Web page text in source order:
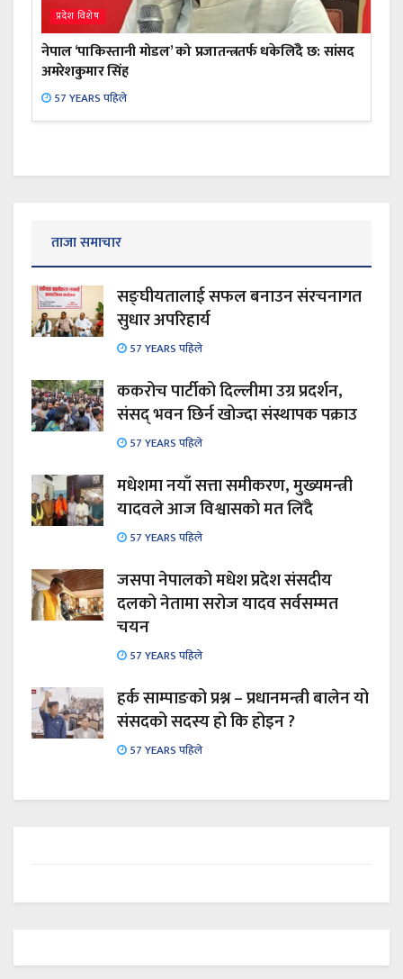
प्रदेश विशेष
नेपाल ‘पाकिस्तानी मोडल’ को प्रजातन्त्रतर्फ धकेलिँदै छ: सांसद
अमरेशकुमार सिंह
57 YEARS पहिले
ताजा समाचार
सङ्घीयतालाई सफल बनाउन संरचनागत
सुधार अपरिहार्य
57 YEARS पहिले
ककरोच पार्टीको दिल्लीमा उग्र प्रदर्शन,
संसद् भवन छिर्न खोज्दा संस्थापक पक्राउ
57 YEARS पहिले
मधेशमा नयाँ सत्ता समीकरण, मुख्यमन्त्री
यादवले आज विश्वासको मत लिँदै
57 YEARS पहिले
जसपा नेपालको मधेश प्रदेश संसदीय
दलको नेतामा सरोज यादव सर्वसम्मत
चयन
57 YEARS पहिले
हर्क साम्पाङको प्रश्न – प्रधानमन्त्री बालेन यो
संसदको सदस्य हो कि होइन ?
57 YEARS पहिले